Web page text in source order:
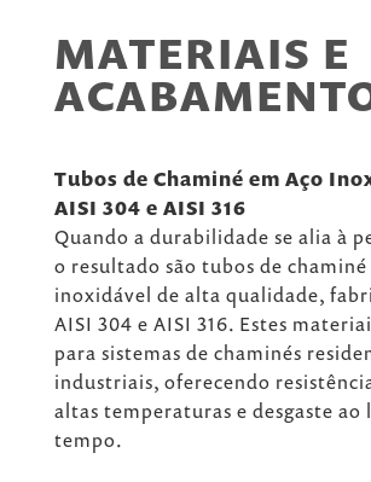
MATERIAIS E
Tubos de Chaminé em Aço
AISI 304 e AISI 316
Quando a durabilidade se alia à
o resultado são tubos de chaminé
inoxidável de alta qualidade,
AISI 304 e AISI 316. Estes
para sistemas de chaminés
industriais, oferecendo
altas temperaturas e desgaste ao
tempo.